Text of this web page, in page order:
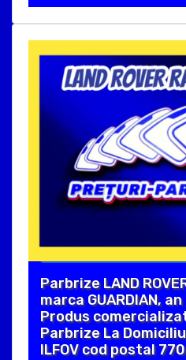
Parbrize LAND
marca GUARDIAN,
Produs
Parbrize La
ILFOV cod postal